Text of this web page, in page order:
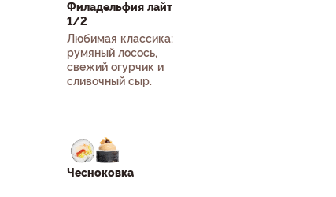
Филадельфия лайт
1/2
Любимая классика:
румяный лосось,
свежий огурчик и
сливочный сыр.
Чесноковка